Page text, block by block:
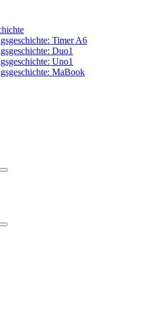
Timer A6
Duo1
Uno1
MaBook